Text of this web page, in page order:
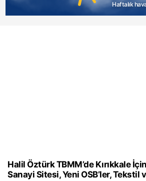
Haftalık
Halil Öztürk TBMM’de Kırıkkale
Sanayi Sitesi, Yeni OSB’ler, Tekstil